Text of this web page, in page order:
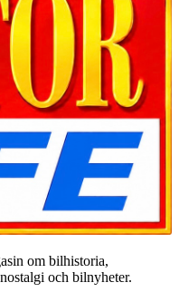
om bilhistoria,
och bilnyheter.